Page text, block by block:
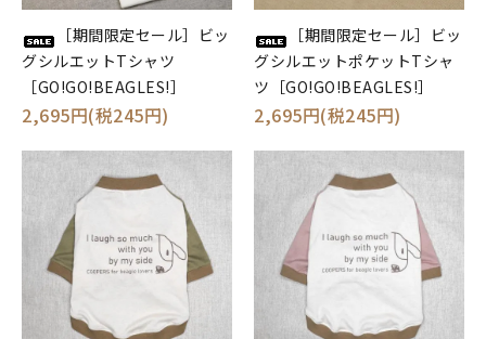
［期間限定セール］ビッ
グシルエットTシャツ
［GO!GO!BEAGLES!］
2,695円(税245円)
［期間限定セール］ビッ
グシルエットポケットTシャ
ツ［GO!GO!BEAGLES!］
2,695円(税245円)